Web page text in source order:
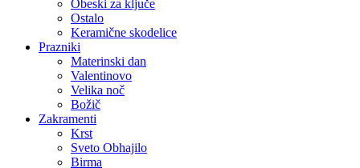
Obeski za ključe
Ostalo
Keramične skodelice
Prazniki
Materinski dan
Valentinovo
Velika noč
Božič
Zakramenti
Krst
Sveto Obhajilo
Birma